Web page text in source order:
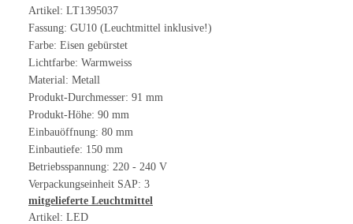
Artikel: LT1395037
Fassung: GU10 (Leuchtmittel inklusive!)
Farbe: Eisen gebürstet
Lichtfarbe: Warmweiss
Material: Metall
Produkt-Durchmesser: 91 mm
Produkt-Höhe: 90 mm
Einbauöffnung: 80 mm
Einbautiefe: 150 mm
Betriebsspannung: 220 - 240 V
Verpackungseinheit SAP: 3
mitgelieferte Leuchtmittel
Artikel: LED